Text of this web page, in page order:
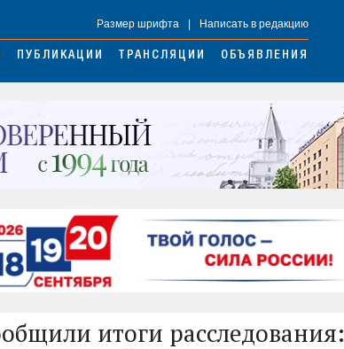
Размер шрифта Написать в редакцию
ПУБЛИКАЦИИ ТРАНСЛЯЦИИ ОБЪЯВЛЕНИЯ
итоги расследования: